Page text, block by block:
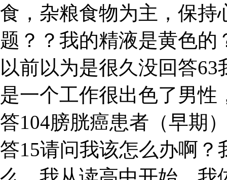
食，杂粮食物为主，保持
题？？我的精液是黄色
以前以为是很久没回答
是一个工作很出色了男性
答104膀胱癌患者（早期
答15请问我该怎么办啊